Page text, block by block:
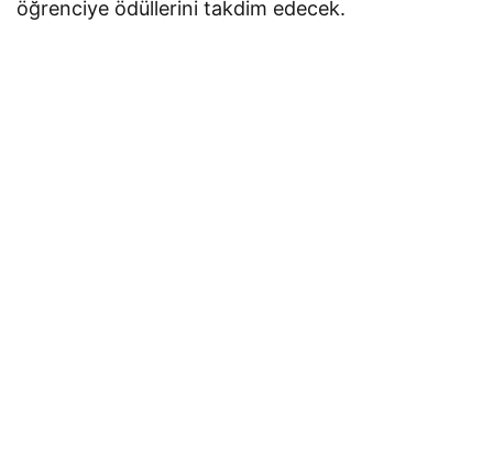
öğrenciye ödüllerini takdim edecek.